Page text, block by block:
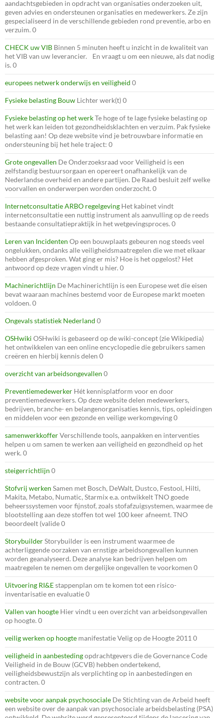
aandachtsgebieden in opdracht van organisaties onderzoeken uit,
geven advies en ondersteunen organisaties en medewerkers. Ze zijn
gespecialiseerd in de verschillende gebieden rond preventie, arbo en
verzuim. 0
CHECK uw VIB Binnen 5 minuten heeft u inzicht in de kwaliteit van
het VIB van uw leverancier. En vraagt u om een nieuwe, als dat nodig
is. 0
europees netwerk onderwijs en veiligheid 0
Fysieke belasting Bouw Lichter werk(t) 0
Fysieke belasting op het werkTe hoge of te lage fysieke belasting op
het werk kan leiden tot gezondheidsklachten en verzuim. Pak fysieke
belasting aan! Op deze website vind je betrouwbare informatie en
ondersteuning bij het hele traject: 0
Grote ongevallen De Onderzoeksraad voor Veiligheid is een
zelfstandig bestuursorgaan en opereert onafhankelijk van de
Nederlandse overheid en andere partijen. De Raad besluit zelf welke
voorvallen en onderwerpen worden onderzocht. 0
Internetconsultatie ARBO regelgeving Het kabinet vindt
internetconsultatie een nuttig instrument als aanvulling op de reeds
bestaande consultatiepraktijk in het wetgevingsproces. 0
Leren van Incidenten Op een bouwplaats gebeuren nog steeds veel
ongelukken, ondanks alle veiligheidsmaatregelen die we met elkaar
hebben afgesproken. Wat ging er mis? Hoe is het opgelost? Het
antwoord op deze vragen vindt u hier. 0
Machinerichtlijn De Machinerichtlijn is een Europese wet die eisen
bevat waaraan machines bestemd voor de Europese markt moeten
voldoen. 0
Ongevals statistiek Nederland 0
OSHwiki OSHwiki is gebaseerd op de wiki-concept (zie Wikipedia)
het ontwikkelen van een online encyclopedie die gebruikers samen
creëren en hierbij kennis delen 0
overzicht van arbeidsongevallen 0
Preventiemedewerker Hét kennisplatform voor en door
preventiemedewerkers. Op deze website delen medewerkers,
bedrijven, branche- en belangenorganisaties kennis, tips, opleidingen
en middelen voor een gezonde en veilige werkomgeving 0
samenwerkkofferVerschillende tools, aanpakken en interventies
helpen u om samen te werken aan veiligheid en gezondheid op het
werk. 0
steigerrichtlijn 0
Stofvrij werken Samen met Bosch, DeWalt, Dustco, Festool, Hilti,
Makita, Metabo, Numatic, Starmix e.a. ontwikkelt TNO goede
beheerssystemen voor fijnstof, zoals stofafzuigsystemen, waarmee de
blootstelling aan deze stoffen tot wel 100 keer afneemt. TNO
beoordeelt (valide 0
StorybuilderStorybuilder is een instrument waarmee de
achterliggende oorzaken van ernstige arbeidsongevallen kunnen
worden geanalyseerd. Deze analyse kan bedrijven helpen om
maatregelen te nemen om dergelijke ongevallen te voorkomen 0
Uitvoering RI&Estappenplan om te komen tot een risico-
inventarisatie en evaluatie 0
Vallen van hoogte Hier vindt u een overzicht van arbeidsongevallen
op hoogte. 0
veilig werken op hoogte manifestatie Velig op de Hoogte 2011 0
veiligheid in aanbestedingopdrachtgevers die de Governance Code
Veiligheid in de Bouw (GCVB) hebben ondertekend,
veiligheidsbewustzijn als verplichting op in aanbestedingen en
contracten. 0
website voor aanpak psychosociale De Stichting van de Arbeid heeft
een website over de aanpak van psychosociale arbeidsbelasting (PSA)